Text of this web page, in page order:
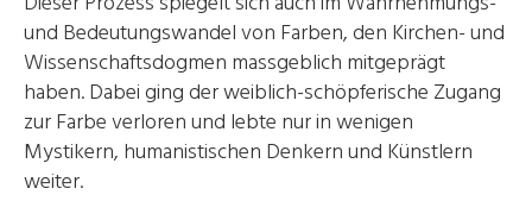
und Bedeutungswandel von Farben, den Kirchen- und
Wissenschaftsdogmen massgeblich mitgeprägt
haben. Dabei ging der weiblich-schöpferische Zugang
zur Farbe verloren und lebte nur in wenigen
Mystikern, humanistischen Denkern und Künstlern
weiter.